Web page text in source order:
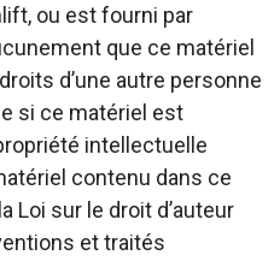
ou est fourni par
que ce matériel
d’une autre personne
si ce matériel est
intellectuelle
contenu dans ce
Loi sur le droit d’auteur
et traités